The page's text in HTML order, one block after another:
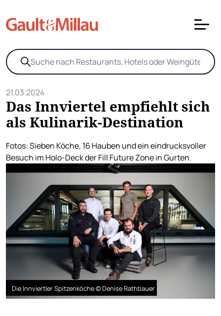
21.03.2024
Das Innviertel empfiehlt sich
als Kulinarik-Destination
Fotos: Sieben Köche, 16 Hauben und ein eindrucksvoller
Besuch im Holo-Deck der Fill Future Zone in Gurten.
Die Innviertler Spitzenköche © Denise Rathbauer